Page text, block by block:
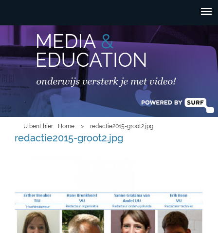
inhoud gaan
HOOFDMENU
U bent hier Home > redactie2015-groot2.jpg
redactie2015-groot2.jpg